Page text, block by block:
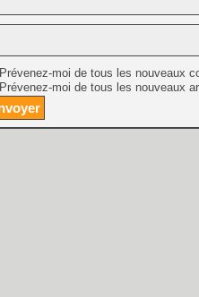
Prévenez-moi de tous les nouveaux
Prévenez-moi de tous les nouveaux